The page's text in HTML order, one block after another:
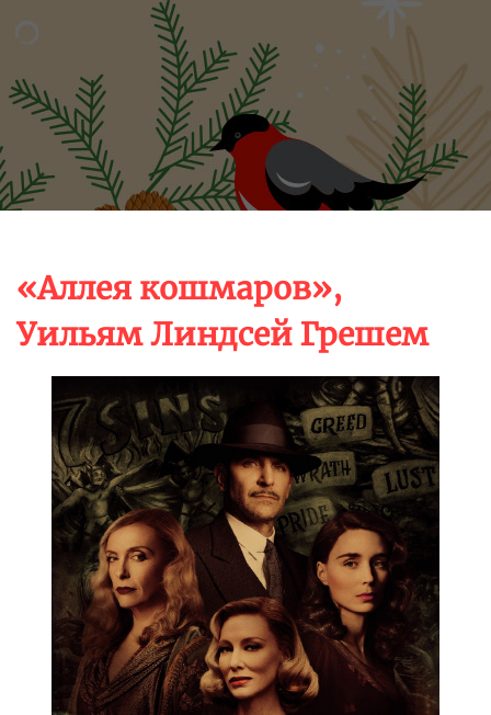
«Аллея кошмаров»,
Уильям Линдсей Грешем